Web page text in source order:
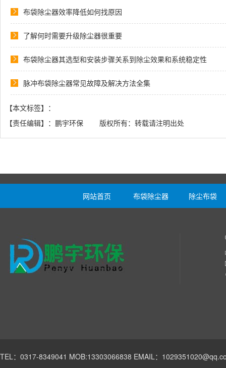
布袋除尘器效率降低如何找原因
了解何时需要升级除尘器很重要
布袋除尘器其选型和安装步骤关系到除尘效果和系统稳定性
脉冲布袋除尘器常见故障及解决方法全集
【本文标签】：
【责任编辑】：鹏宇环保 版权所有：转载请注明出处
网站首页 布袋除尘器 除尘布袋
TEL：0317-8349041 MOB:13303066838 EMAIL：